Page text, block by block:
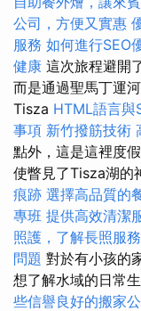
公司，方便又實惠
服務 如何進行SEO
健康 這次旅程避開
而是通過聖馬丁運
Tisza HTML語言與
事項 新竹撥筋技術
點外，這是這裡度
使瞥見了Tisza湖的
痕跡 選擇高品質的
專班 提供高效清潔
照護，了解長照服務
問題 對於有小孩的
想了解水域的日常
些信譽良好的搬家